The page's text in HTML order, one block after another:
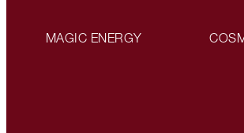
MAGIC ENERGY